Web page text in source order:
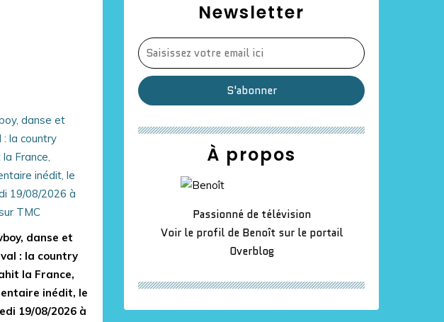
danse et
: la country
la France,
inédit, le
19/08/2026 à
Newsletter
À propos
Passionné de télévision
Voir le profil de Benoît sur le portail
Overblog